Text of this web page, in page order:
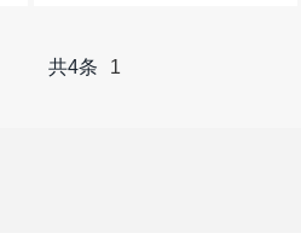
共4条 1